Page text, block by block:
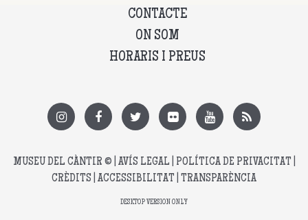
CONTACTE
ON SOM
HORARIS I PREUS
MUSEU DEL CÀNTIR © | AVÍS LEGAL POLÍTICA DE PRIVACITAT
CRÈDITS ACCESSIBILITAT TRANSPARÈNCIA
DESKTOP VERSION ONLY